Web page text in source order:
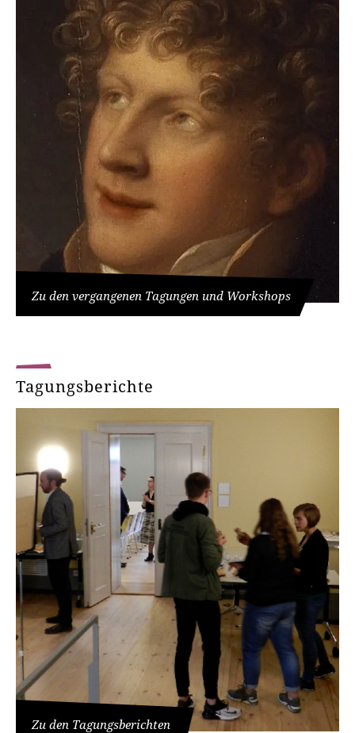
Zu den vergangenen Tagungen und Workshops
Tagungsberichte
Zu den Tagungsberichten